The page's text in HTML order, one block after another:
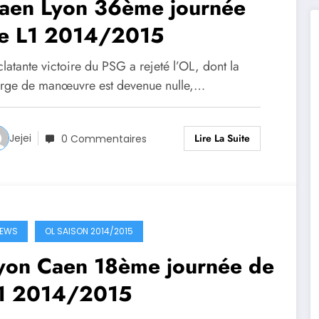
Lyon 36ème journée
L1 2014/2015
victoire du PSG a rejeté l’OL, dont la
de manœuvre est devenue nulle,…
Jejei 0 Commentaires Lire La Suite
OL SAISON 2014/2015
Caen 18ème journée de
2014/2015